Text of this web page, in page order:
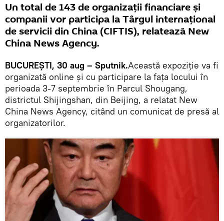
Un total de 143 de organizații financiare și
companii vor participa la Târgul internațional
de servicii din China (CIFTIS), relatează New
China News Agency.
BUCUREŞTI, 30 aug – Sputnik.Această expoziție va fi
organizată online și cu participare la faţa locului în
perioada 3-7 septembrie în Parcul Shougang,
districtul Shijingshan, din Beijing, a relatat New
China News Agency, citând un comunicat de presă al
organizatorilor.